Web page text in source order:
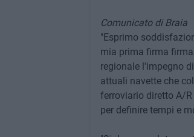
Comunicato di Braia
"Esprimo
mia prima firma
regionale l'impegno
attuali navette che
ferroviario diretto A/
per definire tempi e